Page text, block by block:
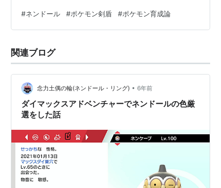
UBなんて怖くない！ ほんとに悪い癖なんですけどBDど
っちにも欲張って振ってどっちつかずになってしまうん
の宣伝貼っておきます。良いお年をお過ごしください。
https://store.line.me/st…
#ネンドール #ポケモン剣盾 #ポケモン育成論
関連ブログ
念力土偶の輪(ネンドール・リング) • 6年前
ダイマックスアドベンチャーでネンドールの色厳
選をした話